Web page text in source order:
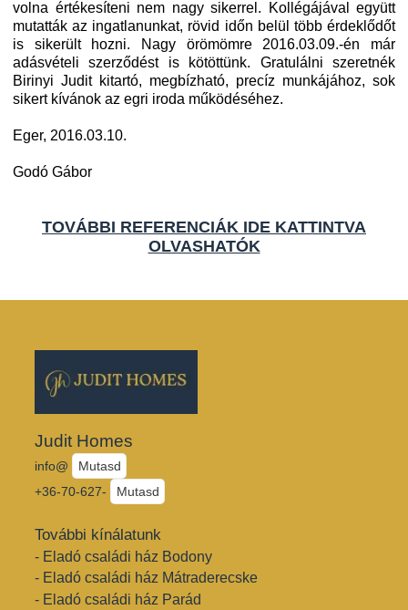
volna értékesíteni nem nagy sikerrel. Kollégájával együtt
mutatták az ingatlanunkat, rövid időn belül több érdeklődőt
is sikerült hozni. Nagy örömömre 2016.03.09.-én már
adásvételi szerződést is kötöttünk. Gratulálni szeretnék
Birinyi Judit kitartó, megbízható, precíz munkájához, sok
sikert kívánok az egri iroda működéséhez.
Eger, 2016.03.10.
Godó Gábor
TOVÁBBI REFERENCIÁK IDE KATTINTVA
OLVASHATÓK
Judit Homes
info@
Mutasd
+36-70-627-
Mutasd
További kínálatunk
- Eladó családi ház Bodony
- Eladó családi ház Mátraderecske
- Eladó családi ház Parád